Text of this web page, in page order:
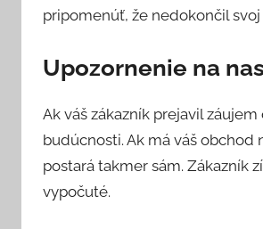
pripomenúť, že nedokončil
Upozornenie na
Ak váš zákazník prejavil
budúcnosti. Ak má váš obchod
postará takmer sám. Zákazník
vypočuté.